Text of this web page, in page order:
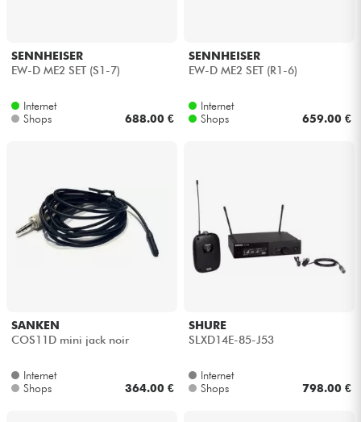
SENNHEISER
EW-D ME2 SET (S1-7)
Internet
Shops
688.00 €
SENNHEISER
EW-D ME2 SET (R1-6)
Internet
Shops
659.00 €
SANKEN
COS11D mini jack noir
Internet
Shops
364.00 €
SHURE
SLXD14E-85-J53
Internet
Shops
798.00 €